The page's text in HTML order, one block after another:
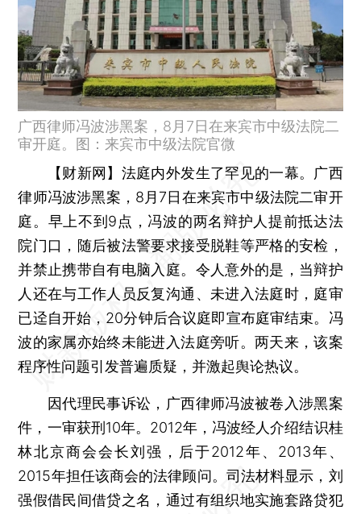
广西律师冯波涉黑案，8月7日在来宾市中级法院二
审开庭。图：来宾市中级法院官微
【财新网】 法庭内外发生了罕见的一幕。广西
律师冯波涉黑案，8月7日在来宾市中级法院二审开
庭。早上不到9点，冯波的两名辩护人提前抵达法
院门口，随后被法警要求接受脱鞋等严格的安检，
并禁止携带自有电脑入庭。令人意外的是，当辩护
人还在与工作人员反复沟通、未进入法庭时，庭审
已迳自开始，20分钟后合议庭即宣布庭审结束。冯
波的家属亦始终未能进入法庭旁听。两天来，该案
程序性问题引发普遍质疑，并激起舆论热议。
因代理民事诉讼，广西律师冯波被卷入涉黑案
件，一审获刑10年。2012年，冯波经人介绍结识桂
林北京商会会长刘强，后于2012年、2013年、
2015年担任该商会的法律顾问。司法材料显示，刘
强假借民间借贷之名，通过有组织地实施套路贷犯